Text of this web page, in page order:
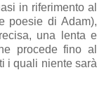
in riferimento al
poesie di Adam),
una lenta e
procede fino al
i quali niente sarà